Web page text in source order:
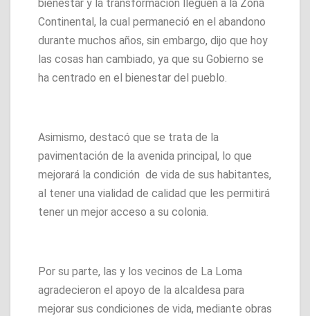
bienestar y la transformación lleguen a la Zona
Continental, la cual permaneció en el abandono
durante muchos años, sin embargo, dijo que hoy
las cosas han cambiado, ya que su Gobierno se
ha centrado en el bienestar del pueblo.
Asimismo, destacó que se trata de la
pavimentación de la avenida principal, lo que
mejorará la condición de vida de sus habitantes,
al tener una vialidad de calidad que les permitirá
tener un mejor acceso a su colonia.
Por su parte, las y los vecinos de La Loma
agradecieron el apoyo de la alcaldesa para
mejorar sus condiciones de vida, mediante obras